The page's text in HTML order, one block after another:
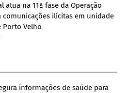
atua na 11ª fase da Operação
comunicações ilícitas em unidade
Porto Velho
informações de saúde para